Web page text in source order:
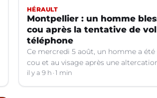
HÉRAULT
Montpellier : un homme
cou après la tentative de
téléphone
Ce mercredi 5 août, un homme a été
cou et au visage après une
concernant un téléphone portable à
(Hérault).
il y a 9 h 1 min